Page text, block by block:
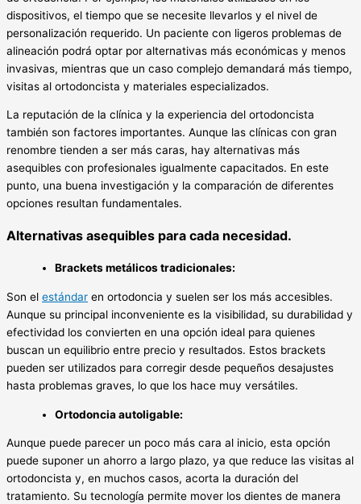
dispositivos, el tiempo que se necesite llevarlos y el nivel de
personalización requerido. Un paciente con ligeros problemas de
alineación podrá optar por alternativas más económicas y menos
invasivas, mientras que un caso complejo demandará más tiempo,
visitas al ortodoncista y materiales especializados.
La reputación de la clínica y la experiencia del ortodoncista
también son factores importantes. Aunque las clínicas con gran
renombre tienden a ser más caras, hay alternativas más
asequibles con profesionales igualmente capacitados. En este
punto, una buena investigación y la comparación de diferentes
opciones resultan fundamentales.
Alternativas asequibles para cada necesidad.
Brackets metálicos tradicionales:
Son el estándar en ortodoncia y suelen ser los más accesibles.
Aunque su principal inconveniente es la visibilidad, su durabilidad y
efectividad los convierten en una opción ideal para quienes
buscan un equilibrio entre precio y resultados. Estos brackets
pueden ser utilizados para corregir desde pequeños desajustes
hasta problemas graves, lo que los hace muy versátiles.
Ortodoncia autoligable:
Aunque puede parecer un poco más cara al inicio, esta opción
puede suponer un ahorro a largo plazo, ya que reduce las visitas al
ortodoncista y, en muchos casos, acorta la duración del
tratamiento. Su tecnología permite mover los dientes de manera